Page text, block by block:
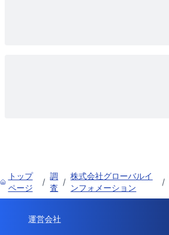
トップ
ページ
/
調
査
/
株式会社グローバルイ
ンフォメーション
/
運営会社